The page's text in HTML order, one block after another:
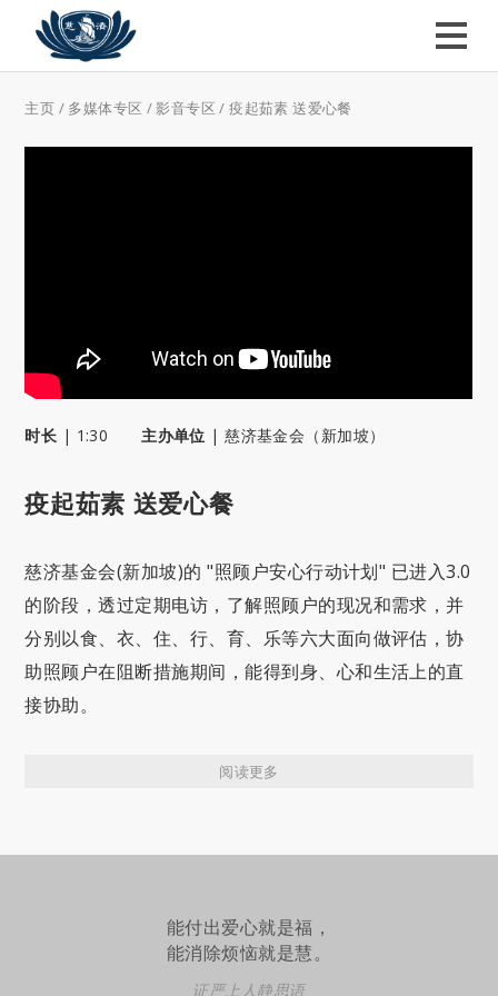
主页 / 多媒体专区 /影音专区 /疫起茹素 送爱心餐
时长 | 1:30 主办单位 |慈济基金会（新加坡）
疫起茹素 送爱心餐
慈济基金会(新加坡)的 "照顾户安心行动计划" 已进入3.0
的阶段，透过定期电访，了解照顾户的现况和需求，并
分别以食、衣、住、行、育、乐等六大面向做评估，协
助照顾户在阻断措施期间，能得到身、心和生活上的直
接协助。
阅读更多
能付出爱心就是福，
能消除烦恼就是慧。
证严上人静思语